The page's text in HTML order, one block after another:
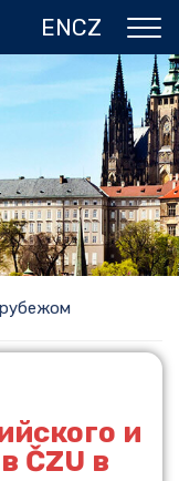
ENCZ
и
ČZU в